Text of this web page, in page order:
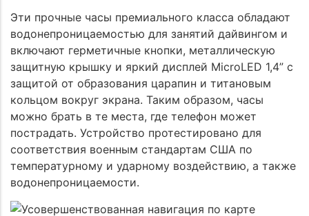
Эти прочные часы премиального класса обладают
водонепроницаемостью для занятий дайвингом и
включают герметичные кнопки, металлическую
защитную крышку и яркий дисплей MicroLED 1,4” с
защитой от образования царапин и титановым
кольцом вокруг экрана. Таким образом, часы
можно брать в те места, где телефон может
пострадать. Устройство протестировано для
соответствия военным стандартам США по
температурному и ударному воздействию, а также
водонепроницаемости.